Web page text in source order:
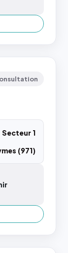
Secteur 1
(971)